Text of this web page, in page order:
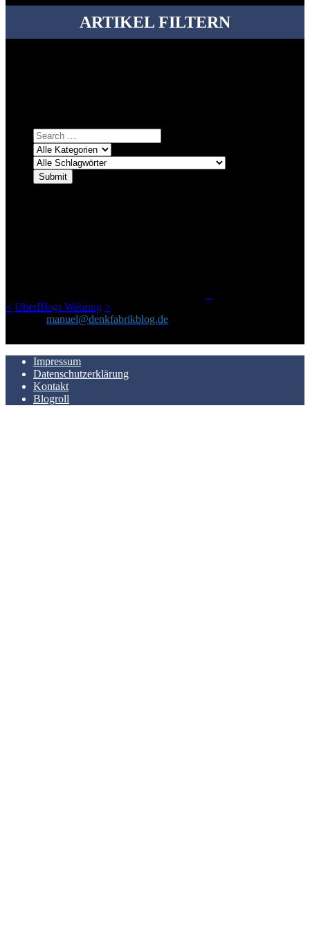
ARTIKEL FILTERN
< UberBlogr Webring >
manuel@denkfabrikblog.de
Impressum
Datenschutzerklärung
Kontakt
Blogroll